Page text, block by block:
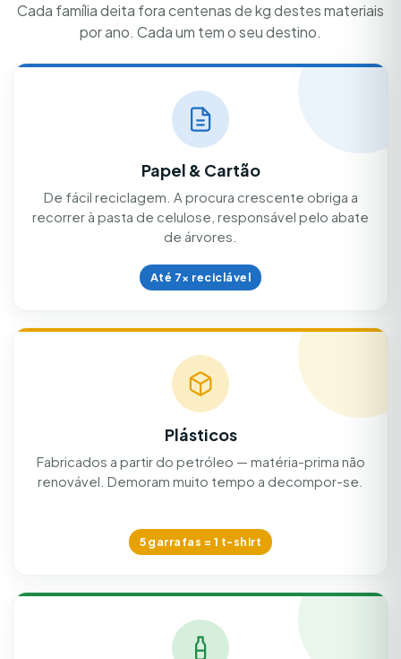
Cada família deita fora centenas de kg destes materiais
por ano. Cada um tem o seu destino.
Papel & Cartão
De fácil reciclagem. A procura crescente obriga a
recorrer à pasta de celulose, responsável pelo abate
de árvores.
Até 7× reciclável
Plásticos
Fabricados a partir do petróleo — matéria-prima não
renovável. Demoram muito tempo a decompor-se.
5 garrafas = 1 t-shirt